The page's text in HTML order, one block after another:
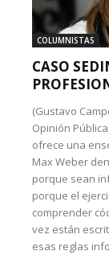
COLUMNISTAS
CASO
(Gustavo
Opinión
ofrece una
Max Weber
porque sean
porque el
comprender
vez están
esas reglas